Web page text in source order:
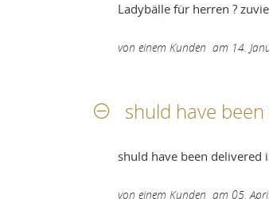
Ladybälle für herren ?
von einem Kunden am 14.
shuld have
shuld have been delivered
von einem Kunden am 05.